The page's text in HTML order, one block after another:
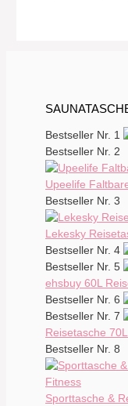
Bestseller Nr. 1
Bestseller Nr. 2
Upeelife
Bestseller Nr. 3
Lekesky
Bestseller Nr. 4
Bestseller Nr. 5
ehsbuy 60L
Bestseller Nr. 6
Bestseller Nr. 7
Reisetasche
Bestseller Nr. 8
Sporttasche &